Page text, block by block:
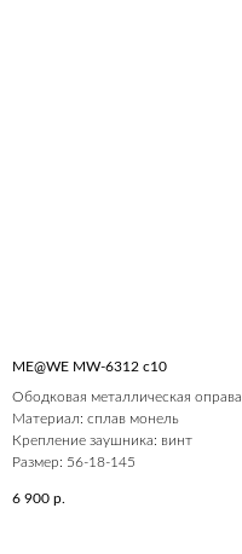
ME@WE MW-6312 c10
Ободковая металлическая оправа
Материал: сплав монель
Крепление заушника: винт
Размер: 56-18-145
6 900 р.